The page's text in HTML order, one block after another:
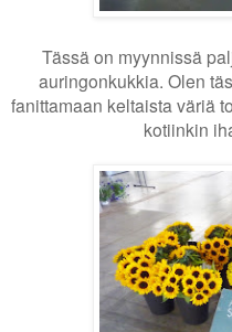
Tässä on myynnissä
auringonkukkia. Olen
fanittamaan keltaista väriä
kotiinkin